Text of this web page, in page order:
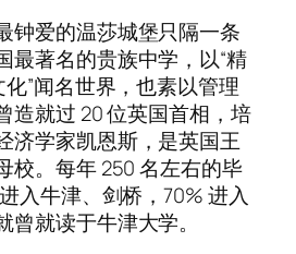
钟爱的温莎城堡只隔一条
最著名的贵族中学，以“精
化”闻名世界，也素以管理
造就过 20 位英国首相，培
济学家凯恩斯，是英国王
校。每年 250 名左右的毕
入牛津、剑桥，70% 进入
就读于牛津大学。